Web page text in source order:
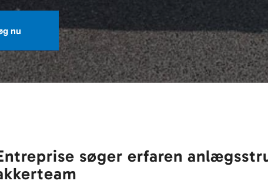
nu
søger erfaren